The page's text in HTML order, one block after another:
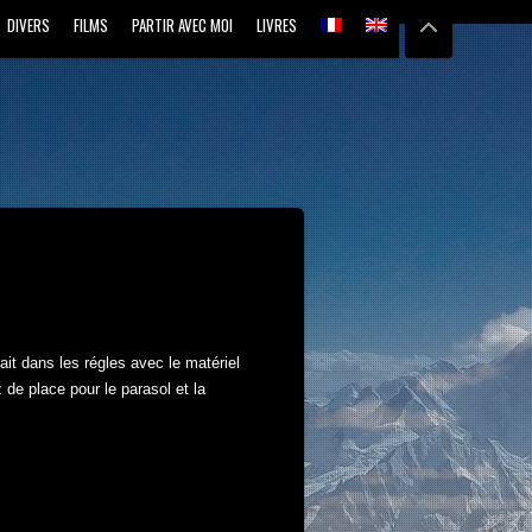
DIVERS FILMS PARTIR AVEC MOI LIVRES
dans les régles avec le matériel
place pour le parasol et la